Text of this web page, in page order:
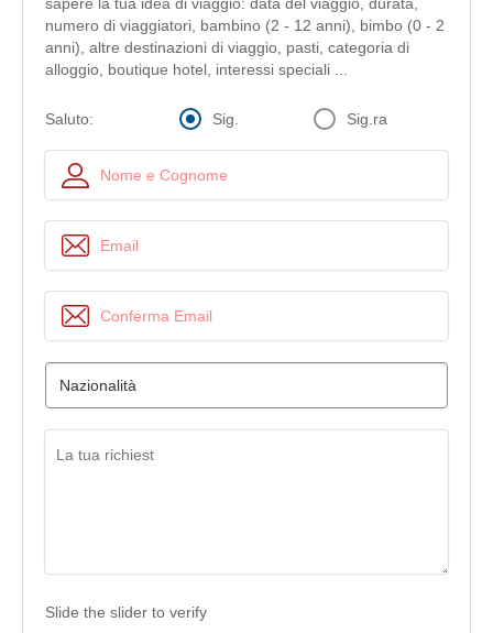
numero di viaggiatori, bambino (2 - 12 anni), bimbo (0 - 2
anni), altre destinazioni di viaggio, pasti, categoria di
alloggio, boutique hotel, interessi speciali ...
Saluto: Sig. Sig.ra
Slide the slider to verify